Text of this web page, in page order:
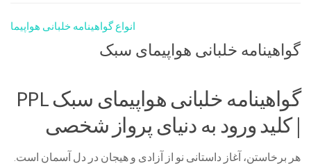
انواع گواهینامه خلبانی هواپیما
گواهینامه خلبانی هواپیمای سبک
گواهینامه خلبانی هواپیمای سبک PPL
| کلید ورود به دنیای پرواز شخصی
هر برخاستن، آغاز داستانی نو از آزادی و هیجان در دل آسمان است.